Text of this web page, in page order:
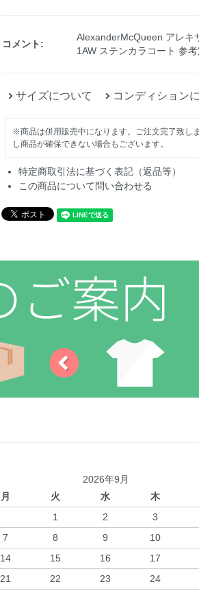
コメント:
AlexanderMcQueen アレキ
1AW ステンカラコート 参
サイズについて コンディション
※商品は併用販売中になります。ご注文完了致し
し商品が確保できない場合もございます。
特定商取引法に基づく表記（返品等）
この商品について問い合わせる
2026年9月
月 火 水 木
1
2 3
7 8 9 10
14 15 16 17
21 22 23 24